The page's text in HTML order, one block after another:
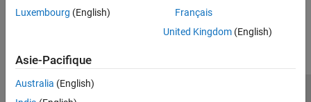
How useful was this information?
Luxembourg (English)
Français
United Kingdom(English)
Asie-Pacifique
Australia (English)
Trust Center